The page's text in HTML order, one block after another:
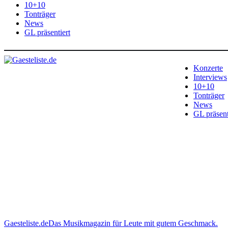
10+10
Tonträger
News
GL präsentiert
Konzerte
Interviews
10+10
Tonträger
News
GL
Gaesteliste.deDas Musikmagazin für Leute mit gutem Geschmack.